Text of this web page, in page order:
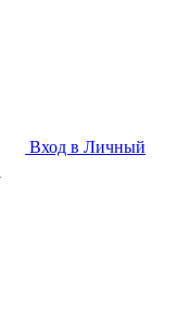
Вход в Личный